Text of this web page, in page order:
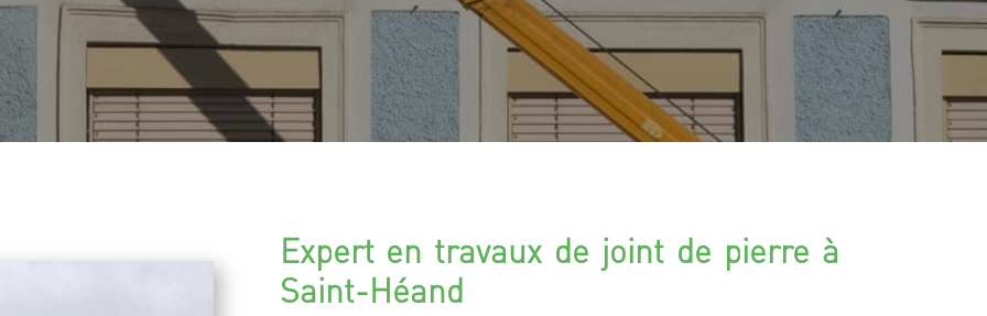
Expert en travaux de joint de pierre à
Saint-Héand